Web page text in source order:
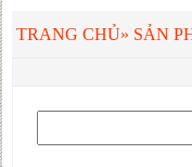
TRANG CHỦ» SẢN